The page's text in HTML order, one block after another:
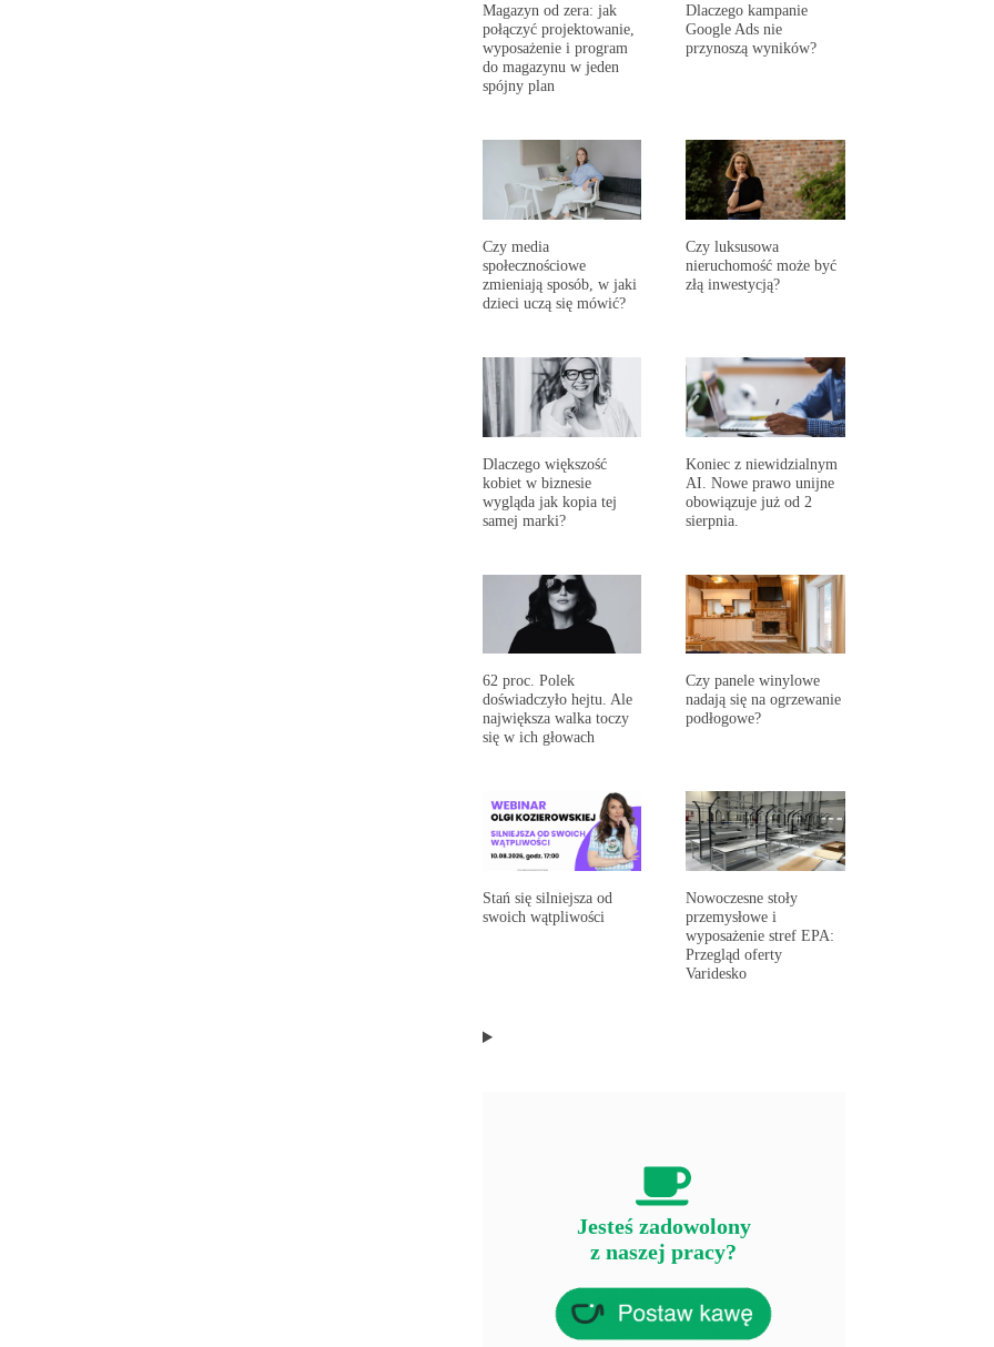
Magazyn od zera: jak
połączyć projektowanie,
wyposażenie i program
do magazynu w jeden
spójny plan
Dlaczego kampanie
Google Ads nie
przynoszą wyników?
Czy media
społecznościowe
zmieniają sposób, w jaki
dzieci uczą się mówić?
Czy luksusowa
nieruchomość może być
złą inwestycją?
Dlaczego większość
kobiet w biznesie
wygląda jak kopia tej
samej marki?
Koniec z niewidzialnym
AI. Nowe prawo unijne
obowiązuje już od 2
sierpnia.
62 proc. Polek
doświadczyło hejtu. Ale
największa walka toczy
się w ich głowach
Czy panele winylowe
nadają się na ogrzewanie
podłogowe?
Stań się silniejsza od
swoich wątpliwości
Nowoczesne stoły
przemysłowe i
wyposażenie stref EPA:
Przegląd oferty
Varidesko
Jesteś zadowolony
z naszej pracy?